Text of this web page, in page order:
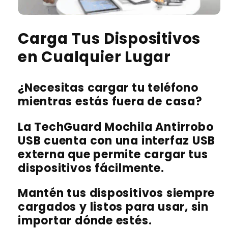
Carga Tus Dispositivos
en Cualquier Lugar
¿Necesitas cargar tu teléfono
mientras estás fuera de casa?
La TechGuard Mochila Antirrobo
USB cuenta con una interfaz USB
externa que permite cargar tus
dispositivos fácilmente.
Mantén tus dispositivos siempre
cargados y listos para usar, sin
importar dónde estés.